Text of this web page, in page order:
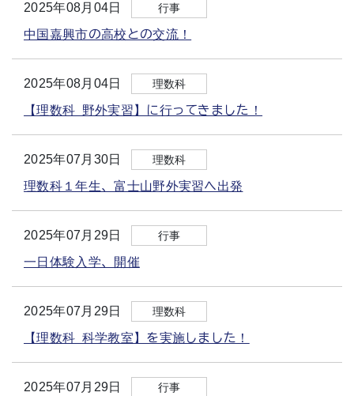
2025年08月04日 行事
中国嘉興市の高校との交流！
2025年08月04日 理数科
【理数科 野外実習】に行ってきました！
2025年07月30日 理数科
理数科１年生、富士山野外実習へ出発
2025年07月29日 行事
一日体験入学、開催
2025年07月29日 理数科
【理数科 科学教室】を実施しました！
2025年07月29日 行事